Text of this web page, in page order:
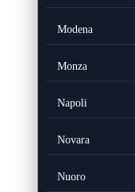
Modena
Monza
Napoli
Novara
Nuoro